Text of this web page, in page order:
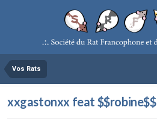
Vos Rats
xxgastonxx feat $$robine$$